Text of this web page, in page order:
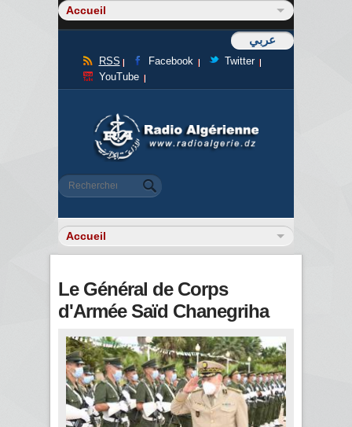
عربي
RSS Facebook
Twitter
YouTube
Formulaire de recherche
Rechercher
Le Général de Corps
d'Armée Saïd Chanegriha